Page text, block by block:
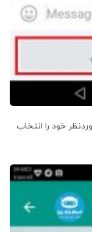
خود را انتخاب